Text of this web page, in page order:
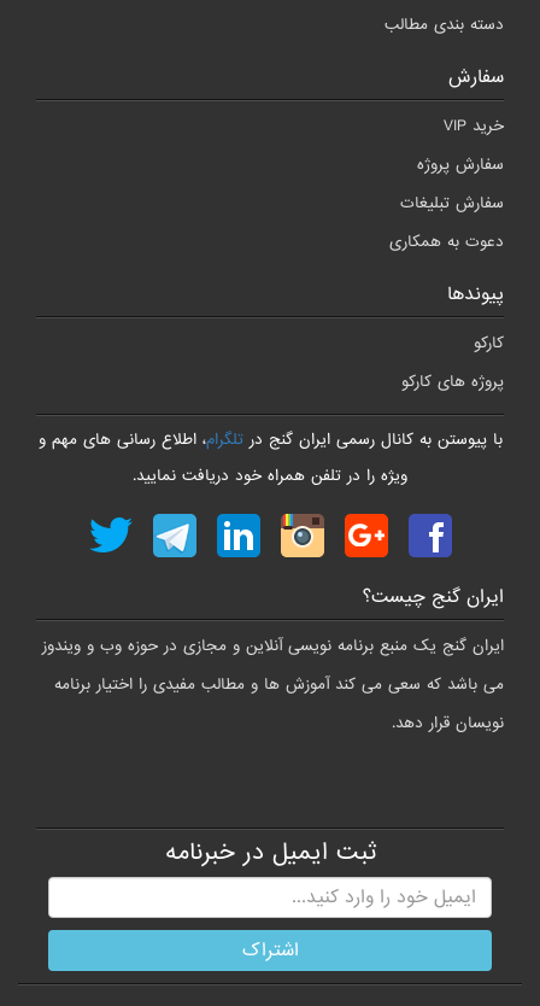
دسته بندی مطالب
سفارش
خرید VIP
سفارش پروژه
سفارش تبلیغات
دعوت به همکاری
پیوندها
کارکو
پروژه های کارکو
با پیوستن به کانال رسمی ایران گنج درتلگرام، اطلاع رسانی های مهم و
ویژه را در تلفن همراه خود دریافت نمایید.
ایران گنج چیست؟
ایران گنج یک منبع برنامه نویسی آنلاین و مجازی در حوزه وب و ویندوز
می باشد که سعی می کند آموزش ها و مطالب مفیدی را اختیار برنامه
نویسان قرار دهد.
ثبت ایمیل در خبرنامه